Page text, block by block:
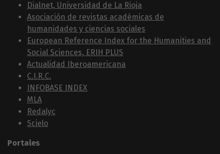
Dialnet, Universidad de La Rioja
Asociación de revistas académicas de
humanidades y ciencias sociales
European Reference Index for the Humanities and
Social Sciences, ERIH PLUS
Actualidad Iberoamericana
C.I.R.C.
INFOBASE INDEX
MLA
Redalyc
Scielo
Portales